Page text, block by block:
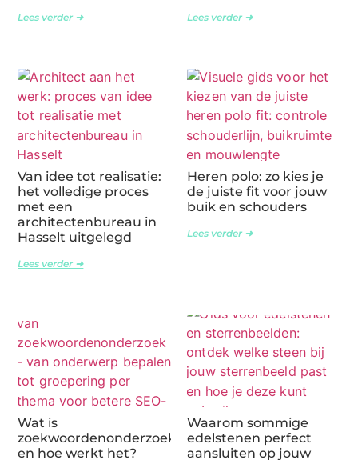
Lees verder ➜ Lees verder ➜
Van idee tot realisatie:
het volledige proces
met een
architectenbureau in
Hasselt uitgelegd
Lees verder ➜
Heren polo: zo kies je
de juiste fit voor jouw
buik en schouders
Lees verder ➜
Wat is
zoekwoordenonderzoek
en hoe werkt het?
Waarom sommige
edelstenen perfect
aansluiten op jouw